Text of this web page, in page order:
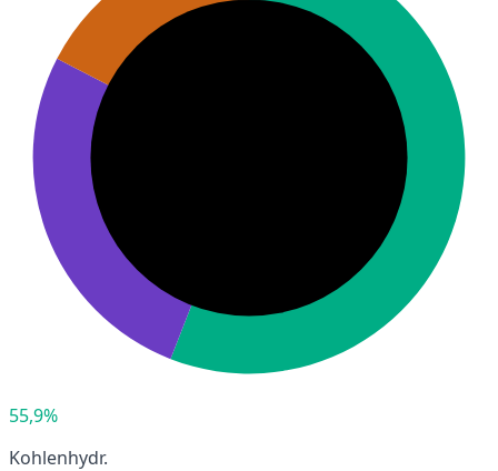
55,9%
Kohlenhydr.